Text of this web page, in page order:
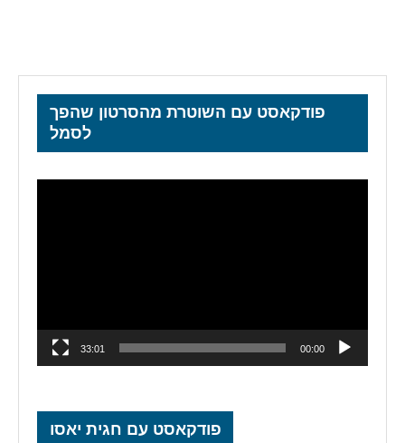
פודקאסט עם השוטרת מהסרטון שהפך
לסמל
00:00
33:01
פודקאסט עם חגית יאסו